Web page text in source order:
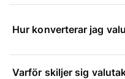
Hur konverterar jag
Varför skiljer sig